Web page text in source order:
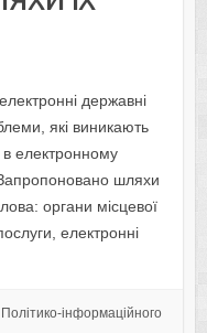
державні
які виникають
електронному
шляхи
органи місцевої
електронні
Політико-інформаційного